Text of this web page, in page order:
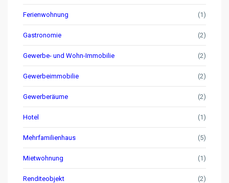
Ferienwohnung (1)
Gastronomie (2)
Gewerbe- und Wohn-Immobilie (2)
Gewerbeimmobilie (2)
Gewerberäume (2)
Hotel (1)
Mehrfamilienhaus (5)
Mietwohnung (1)
Renditeobjekt (2)